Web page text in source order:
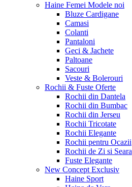
Haine Femei Modele noi
Bluze Cardigane
Camasi
Colanti
Pantaloni
Geci & Jachete
Paltoane
Sacouri
Veste & Bolerouri
Rochii & Fuste Oferte
Rochii din Dantela
Rochii din Bumbac
Rochii din Jerseu
Rochii Tricotate
Rochii Elegante
Rochii pentru Ocazii
Rochii de Zi si Seara
Fuste Elegante
New Concept Exclusiv
Haine Sport